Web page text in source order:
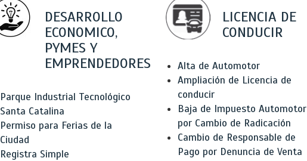
DESARROLLO
ECONOMICO,
PYMES Y
EMPRENDEDORES
Parque Industrial Tecnológico
Santa Catalina
Permiso para Ferias de la
Ciudad
Registra Simple
LICENCIA DE
CONDUCIR
Alta de Automotor
Ampliación de Licencia de
conducir
Baja de Impuesto Automotor
por Cambio de Radicación
Cambio de Responsable de
Pago por Denuncia de Venta